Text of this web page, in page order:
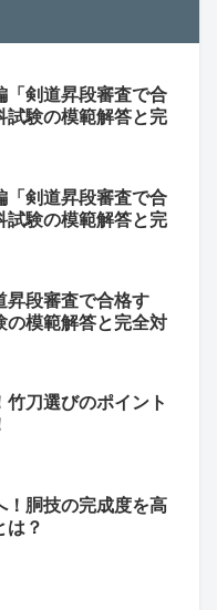
「剣道昇段審査で合
試験の模範解答と完
「剣道昇段審査で合
試験の模範解答と完
昇段審査で合格す
の模範解答と完全対
竹刀選びのポイント
！胴技の完成度を高
は？